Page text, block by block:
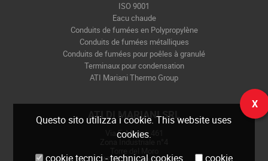
Questo sito utilizza i cookie. This website uses
cookies.
cookie tecnici - technical cookies
cookie
X
ISO 9001
Eacu chaude
Conduits de fumées en Polypropylène
Conduits de fumées métalliques
Conduits de fumées pour poêles à granulé
Terminaux pour condensation
ATI Mariani Thermo Group
ATI DI MARIANI SRL
Via E. Mattei, 461